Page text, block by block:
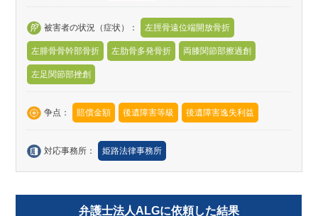
被害者の状況（症状）： 左脛骨遠位端開放骨折
左腓骨骨幹部骨折 左肋骨多発骨折 両膝関節部擦過創
左足関節部挫創
争点： 賠償金額 後遺障害等級 後遺障害逸失利益
対応事務所： 姫路法律事務所
弁護士法人ALGに依頼した結果